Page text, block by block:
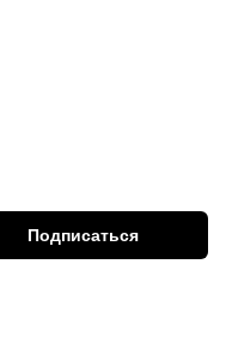
Подписаться